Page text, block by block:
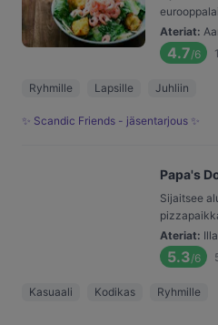
Ateriat:
4.7/6
Ryhmille Lapsille Juhliin
✨ Scandic Friends - jäsentarjous ✨
Papa's
Sijaitsee
Ateriat:
5.3/6
Kasuaali Kodikas Ryhmille